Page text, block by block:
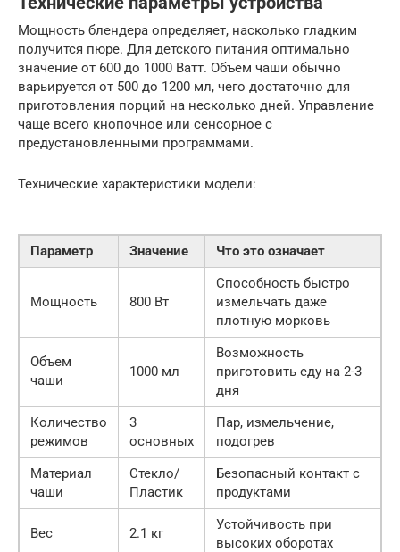
Мощность блендера определяет, насколько гладким
получится пюре. Для детского питания оптимально
значение от 600 до 1000 Ватт. Объем чаши обычно
варьируется от 500 до 1200 мл, чего достаточно для
приготовления порций на несколько дней. Управление
чаще всего кнопочное или сенсорное с
предустановленными программами.
Технические характеристики модели:
Параметр Значение Что это означает
Мощность 800 Вт
Способность быстро
измельчать даже
плотную морковь
Объем
чаши
1000 мл
Возможность
приготовить еду на 2-3
дня
Количество
режимов
3
основных
Пар, измельчение,
подогрев
Материал
чаши
Стекло/
Пластик
Безопасный контакт с
продуктами
Вес 2.1 кг
Устойчивость при
высоких оборотах